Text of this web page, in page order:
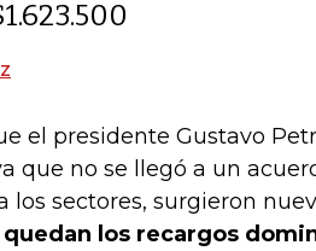
el presidente Gustavo
que no se llegó a un
los sectores, surgieron
quedan los recargos